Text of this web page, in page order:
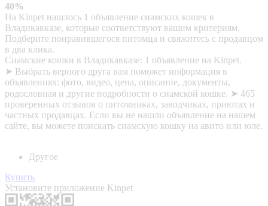
40%
На Kinpet нашлось 1 объявление сиамских кошек в
Владикавказе, которые соответствуют вашим критериям.
Подберите понравившегося питомца и свяжитесь с продавцом
в два клика.
Сиамские кошки в Владикавказе: 1 объявление на Kinpet.
➤ Выбрать верного друга вам поможет информация в
объявлениях: фото, видео, цена, описание, документы,
родословная и другие подробности о сиамской кошке. ➤ 465
проверенных отзывов о питомниках, заводчиках, приютах и
частных продавцах. Если вы не нашли объявление на нашем
сайте, вы можете поискать сиамскую кошку на авито или юле.
Другое
Купить
Установите приложение Kinpet